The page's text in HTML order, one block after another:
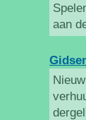
aan